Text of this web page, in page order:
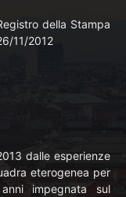
della Stampa
11/2012
dalle esperienze
eterogenea per
impegnata sul